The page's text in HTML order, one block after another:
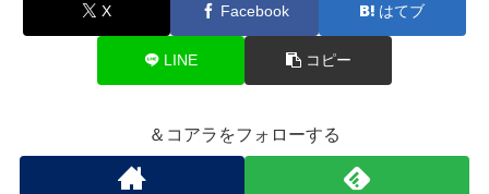
X Facebook はてブ
LINE コピー
＆コアラをフォローする